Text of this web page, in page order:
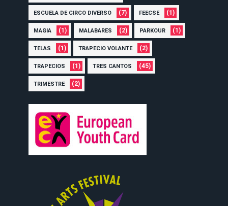
ESCUELA DE CIRCO DIVERSO (7) FEECSE (1)
MAGIA (1) MALABARES (2) PARKOUR (1)
TELAS (1) TRAPECIO VOLANTE (2)
TRAPECIOS (1) TRES CANTOS (45)
TRIMESTRE (2)